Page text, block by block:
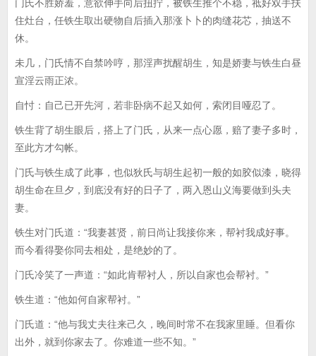
门氏不胜娇羞，意欲伸手向后扭拧，被铁生推个不稳，祗好双手扶
住灶台，任铁生取出硬物自后插入那涨卜卜的肉缝花芯，抽送不
休。
未几，门氏情不自禁吟哼，那淫声扰醒胡生，知是娇妻与铁生白昼
宣淫云雨正浓。
自忖：自己已开先河，若非卧病不起又如何，索闭目哑忍了。
铁生背了胡生眼后，搭上了门氏，从来一点心愿，赔了妻子多时，
至此方才勾帐。
门氏与铁生成了此事，也似狄氏与胡生起初一般的如胶似漆，晓得
胡生命在旦夕，到底没有好的日子了，两入恩山义海要做到头夫
妻。
铁生对门氏道：“我妻甚贤，前日尚让我接你来，帮衬我成好事。
而今看得娶你同去相处，是绝妙的了。
门氏冷笑了一声道：“如此肯帮衬人，所以自家也会帮衬。”
铁生道：“他如何自家帮衬。”
门氏道：“他与我丈夫往来己久，晚间时常不在我家里睡。但看你
出外，就到你家去了。你难道一些不知。”